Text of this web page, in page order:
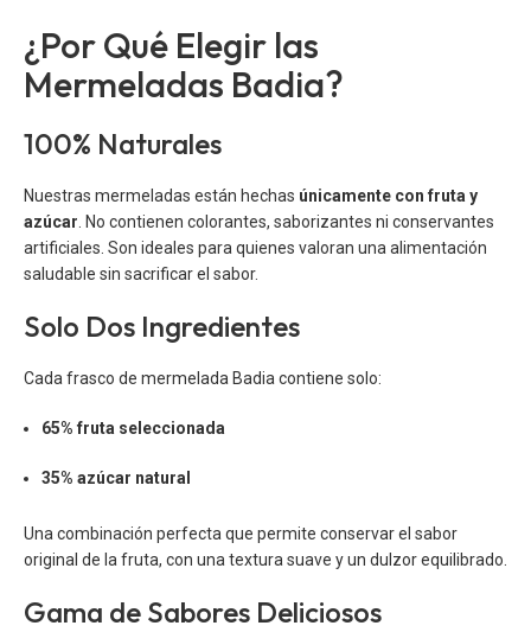
¿Por Qué Elegir las
Mermeladas Badia?
100% Naturales
Nuestras mermeladas están hechas únicamente con fruta y
azúcar. No contienen colorantes, saborizantes ni conservantes
artificiales. Son ideales para quienes valoran una alimentación
saludable sin sacrificar el sabor.
Solo Dos Ingredientes
Cada frasco de mermelada Badia contiene solo:
65% fruta seleccionada
35% azúcar natural
Una combinación perfecta que permite conservar el sabor
original de la fruta, con una textura suave y un dulzor equilibrado.
Gama de Sabores Deliciosos